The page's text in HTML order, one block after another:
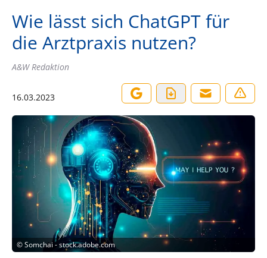
Wie lässt sich ChatGPT für
die Arztpraxis nutzen?
A&W Redaktion
16.03.2023
©Somchai - stock.adobe.com